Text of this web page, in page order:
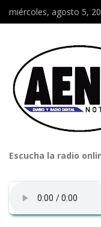
miércoles, agosto 5,
Escucha la radio